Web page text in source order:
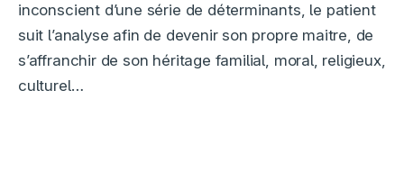
inconscient d’une série de déterminants, le patient
suit l’analyse afin de devenir son propre maitre, de
s’affranchir de son héritage familial, moral, religieux,
culturel…